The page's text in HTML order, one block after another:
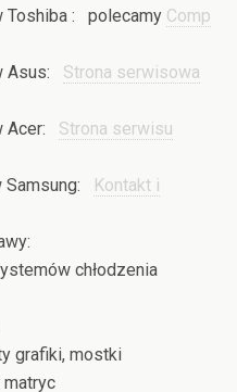
Toshiba : polecamy Comp
Asus: Strona serwisowa
Acer: Strona serwisu
Samsung:
Kontakt i
chłodzenia
grafiki, mostki
matryc